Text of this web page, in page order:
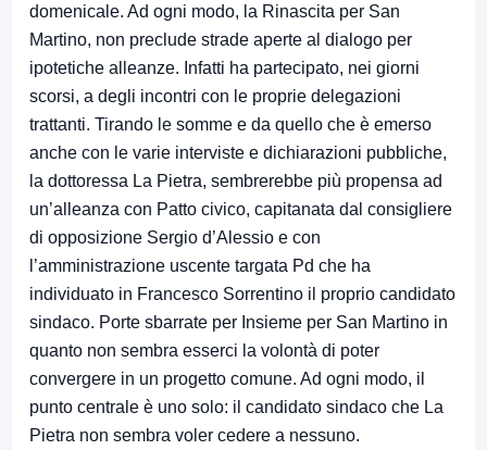
domenicale. Ad ogni modo, la Rinascita per San
Martino, non preclude strade aperte al dialogo per
ipotetiche alleanze. Infatti ha partecipato, nei giorni
scorsi, a degli incontri con le proprie delegazioni
trattanti. Tirando le somme e da quello che è emerso
anche con le varie interviste e dichiarazioni pubbliche,
la dottoressa La Pietra, sembrerebbe più propensa ad
un’alleanza con Patto civico, capitanata dal consigliere
di opposizione Sergio d’Alessio e con
l’amministrazione uscente targata Pd che ha
individuato in Francesco Sorrentino il proprio candidato
sindaco. Porte sbarrate per Insieme per San Martino in
quanto non sembra esserci la volontà di poter
convergere in un progetto comune. Ad ogni modo, il
punto centrale è uno solo: il candidato sindaco che La
Pietra non sembra voler cedere a nessuno.